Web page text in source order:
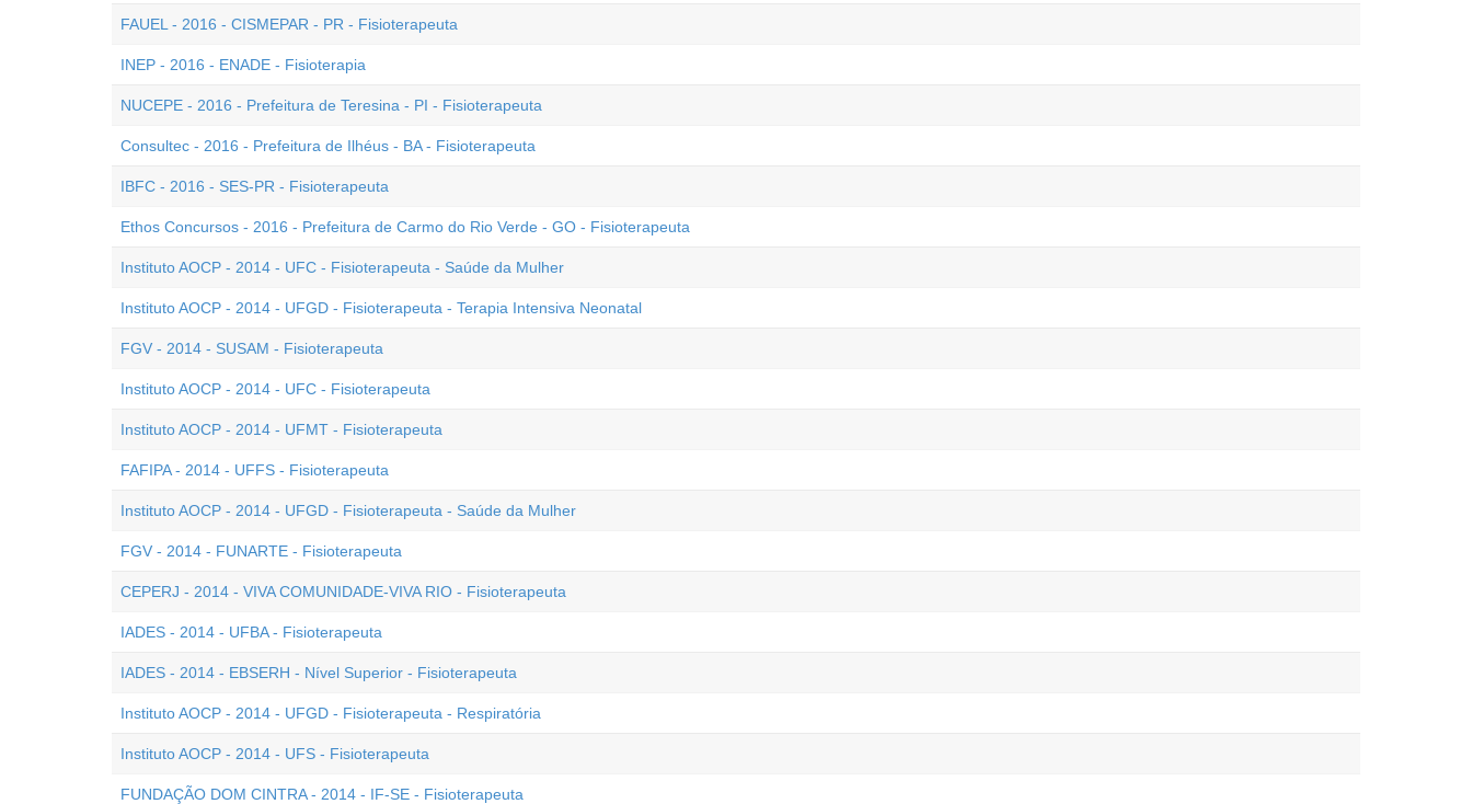
FAUEL - 2016 - CISMEPAR - PR - Fisioterapeuta
INEP - 2016 - ENADE - Fisioterapia
NUCEPE - 2016 - Prefeitura de Teresina - PI - Fisioterapeuta
Consultec - 2016 - Prefeitura de Ilhéus - BA - Fisioterapeuta
IBFC - 2016 - SES-PR - Fisioterapeuta
Ethos Concursos - 2016 - Prefeitura de Carmo do Rio Verde - GO - Fisioterapeuta
Instituto AOCP - 2014 - UFC - Fisioterapeuta - Saúde da Mulher
Instituto AOCP - 2014 - UFGD - Fisioterapeuta - Terapia Intensiva Neonatal
FGV - 2014 - SUSAM - Fisioterapeuta
Instituto AOCP - 2014 - UFC - Fisioterapeuta
Instituto AOCP - 2014 - UFMT - Fisioterapeuta
FAFIPA - 2014 - UFFS - Fisioterapeuta
Instituto AOCP - 2014 - UFGD - Fisioterapeuta - Saúde da Mulher
FGV - 2014 - FUNARTE - Fisioterapeuta
CEPERJ - 2014 - VIVA COMUNIDADE-VIVA RIO - Fisioterapeuta
IADES - 2014 - UFBA - Fisioterapeuta
IADES - 2014 - EBSERH - Nível Superior - Fisioterapeuta
Instituto AOCP - 2014 - UFGD - Fisioterapeuta - Respiratória
Instituto AOCP - 2014 - UFS - Fisioterapeuta
FUNDAÇÃO DOM CINTRA - 2014 - IF-SE - Fisioterapeuta